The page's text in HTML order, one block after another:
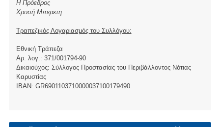
Η Πρόεδρος
Χρυσή Μπερετη
Τραπεζικός Λογαριασμός του Συλλόγου:
Εθνική Τράπεζα
Αρ. λογ.: 371/001794-90
Δικαιούχος: Σύλλογος Προστασίας του Περιβάλλοντος Νότιας
Καρυστίας
ΙBAN: GR6901103710000037100179490